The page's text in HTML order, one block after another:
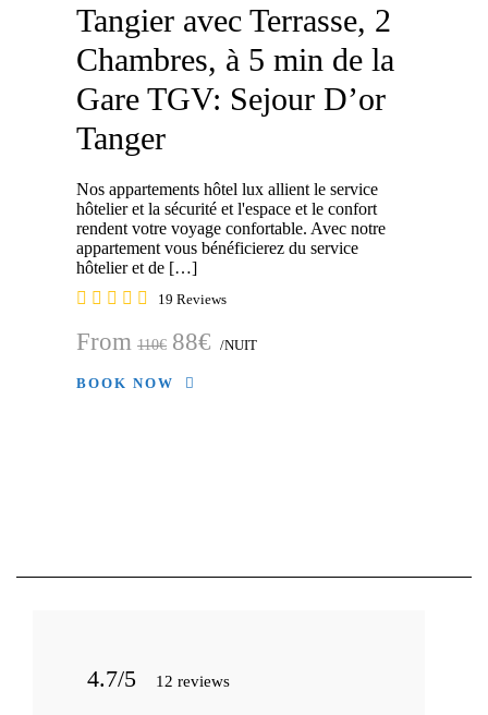
Tangier avec Terrasse, 2
Chambres, à 5 min de la
Gare TGV: Sejour D’or
Tanger
Nos appartements hôtel lux allient le service
hôtelier et la sécurité et l'espace et le confort
rendent votre voyage confortable. Avec notre
appartement vous bénéficierez du service
hôtelier et de […]
19 Reviews
From 110€ 88€ /NUIT
BOOK NOW
4.7/5 12 reviews